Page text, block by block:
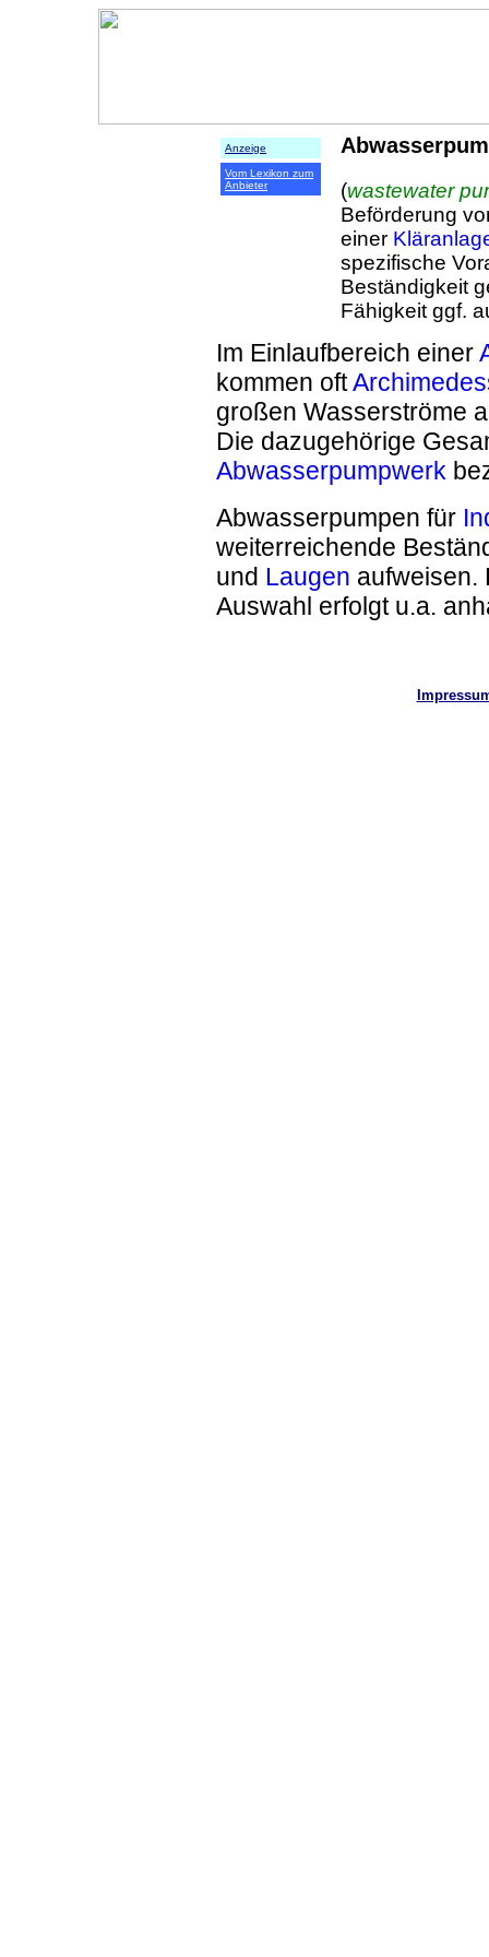
Anzeige
Vom Lexikon zum
Anbieter
(wastewater
Beförderung
einer
spezifische
Beständigkeit
Fähigkeit ggf.
Im Einlaufbereich einer
kommen oft
großen Wasserströme
Die dazugehörige
Abwasserpumpwerk
Abwasserpumpen für
weiterreichende
und Laugen aufweisen.
Auswahl erfolgt u.a.